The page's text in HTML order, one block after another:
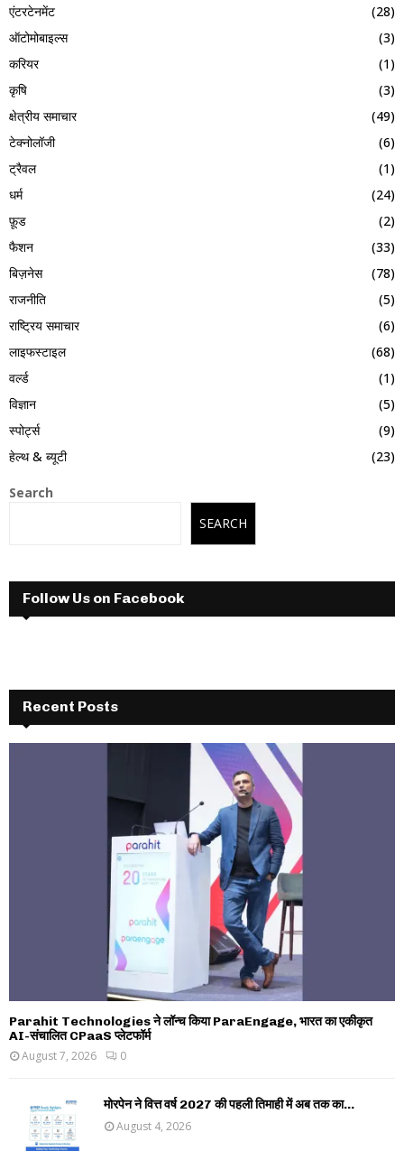
एंटरटेनमेंट
(28)
ऑटोमोबाइल्स
(3)
करियर
(1)
कृषि
(3)
क्षेत्रीय समाचार
(49)
टेक्नोलॉजी
(6)
ट्रैवल
(1)
धर्म
(24)
फ़ूड
(2)
फैशन
(33)
बिज़नेस
(78)
राजनीति
(5)
राष्ट्रिय समाचार
(6)
लाइफस्टाइल
(68)
वर्ल्ड
(1)
विज्ञान
(5)
स्पोर्ट्स
(9)
हेल्थ & ब्यूटी
(23)
Search
SEARCH
Follow Us on Facebook
Recent Posts
Parahit Technologies ने लॉन्च किया ParaEngage, भारत का एकीकृत
AI-संचालित CPaaS प्लेटफॉर्म
August 7, 2026
0
मोरपेन ने वित्त वर्ष 2027 की पहली तिमाही में अब तक का...
August 4, 2026